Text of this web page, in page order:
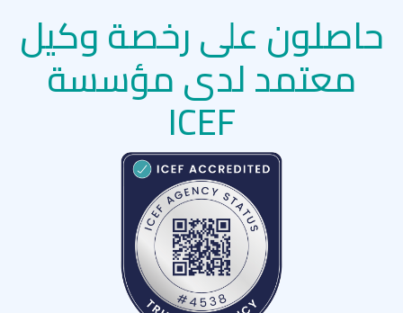
حاصلون على رخصة وكيل
معتمد لدى مؤسسة
ICEF